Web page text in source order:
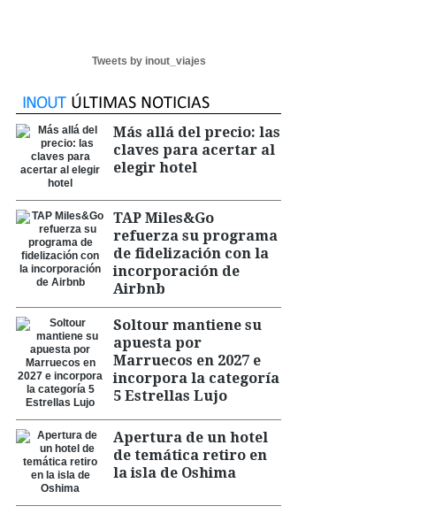
Tweets by inout_viajes
Más allá del precio: las
claves para acertar al
elegir hotel
TAP Miles&Go
refuerza su programa
de fidelización con la
incorporación de
Airbnb
Soltour mantiene su
apuesta por
Marruecos en 2027 e
incorpora la categoría
5 Estrellas Lujo
Apertura de un hotel
de temática retiro en
la isla de Oshima